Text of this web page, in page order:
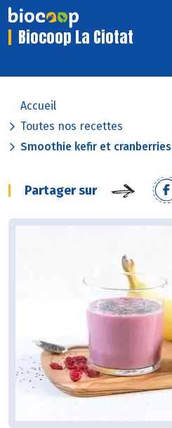
Biocoop La Ciotat
Accueil
Toutes nos recettes
Smoothie kefir et cranberries
Partager sur